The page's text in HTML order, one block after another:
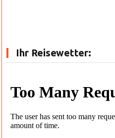
Ihr Reisewetter: